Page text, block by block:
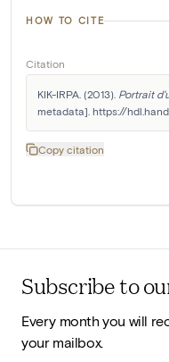
HOW TO CITE
Citation
KIK-IRPA. (2013). Portrait
metadata]. https://
Copy citation
Subscribe to
Every month you will
your mailbox.